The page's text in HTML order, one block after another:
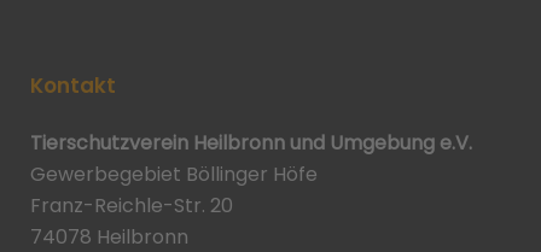
Kontakt
Tierschutzverein Heilbronn und Umgebung e.V.
Gewerbegebiet Böllinger Höfe
Franz-Reichle-Str. 20
74078 Heilbronn